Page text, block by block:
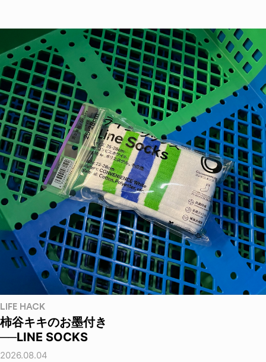
LIFE HACK
柿谷キキのお墨付き
──LINE SOCKS
2026.08.04